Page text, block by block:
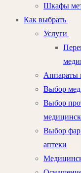
Шкафы
Как выбрать
Услуги
Аппараты
Выбор
Выбор
Выбор
аптеки